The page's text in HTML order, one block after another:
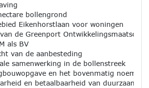
bollengrond
Eikenhorstlaan voor woningen
de Greenport
als BV
van de aanbesteding
samenwerking in de bollenstreek
en het bovenmatig noemen
en betaalbaarheid van